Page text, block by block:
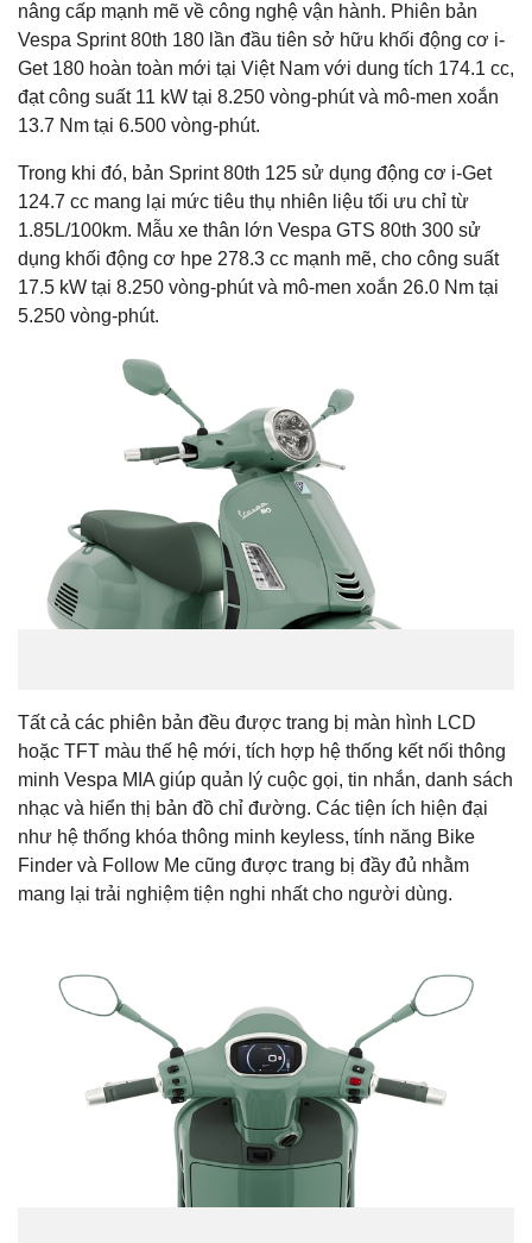
nâng cấp mạnh mẽ về công nghệ vận hành. Phiên bản
Vespa Sprint 80th 180 lần đầu tiên sở hữu khối động cơ i-
Get 180 hoàn toàn mới tại Việt Nam với dung tích 174.1 cc,
đạt công suất 11 kW tại 8.250 vòng-phút và mô-men xoắn
13.7 Nm tại 6.500 vòng-phút.
Trong khi đó, bản Sprint 80th 125 sử dụng động cơ i-Get
124.7 cc mang lại mức tiêu thụ nhiên liệu tối ưu chỉ từ
1.85L/100km. Mẫu xe thân lớn Vespa GTS 80th 300 sử
dụng khối động cơ hpe 278.3 cc mạnh mẽ, cho công suất
17.5 kW tại 8.250 vòng-phút và mô-men xoắn 26.0 Nm tại
5.250 vòng-phút.
Tất cả các phiên bản đều được trang bị màn hình LCD
hoặc TFT màu thế hệ mới, tích hợp hệ thống kết nối thông
minh Vespa MIA giúp quản lý cuộc gọi, tin nhắn, danh sách
nhạc và hiển thị bản đồ chỉ đường. Các tiện ích hiện đại
như hệ thống khóa thông minh keyless, tính năng Bike
Finder và Follow Me cũng được trang bị đầy đủ nhằm
mang lại trải nghiệm tiện nghi nhất cho người dùng.